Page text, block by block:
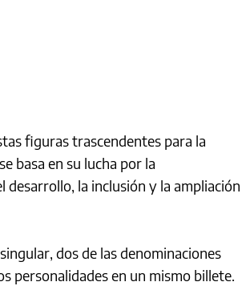
figuras trascendentes para la
basa en su lucha por la
desarrollo, la inclusión y la ampliación
dos de las denominaciones
personalidades en un mismo billete.